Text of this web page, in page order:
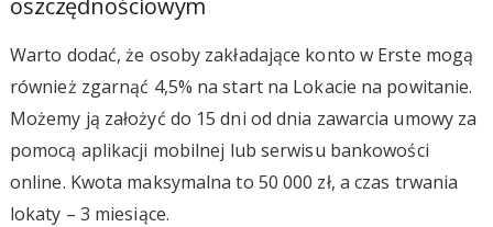
Warto dodać, że osoby zakładające konto w Erste mogą
również zgarnąć 4,5% na start na Lokacie na powitanie.
Możemy ją założyć do 15 dni od dnia zawarcia umowy za
pomocą aplikacji mobilnej lub serwisu bankowości
online. Kwota maksymalna to 50 000 zł, a czas trwania
lokaty – 3 miesiące.